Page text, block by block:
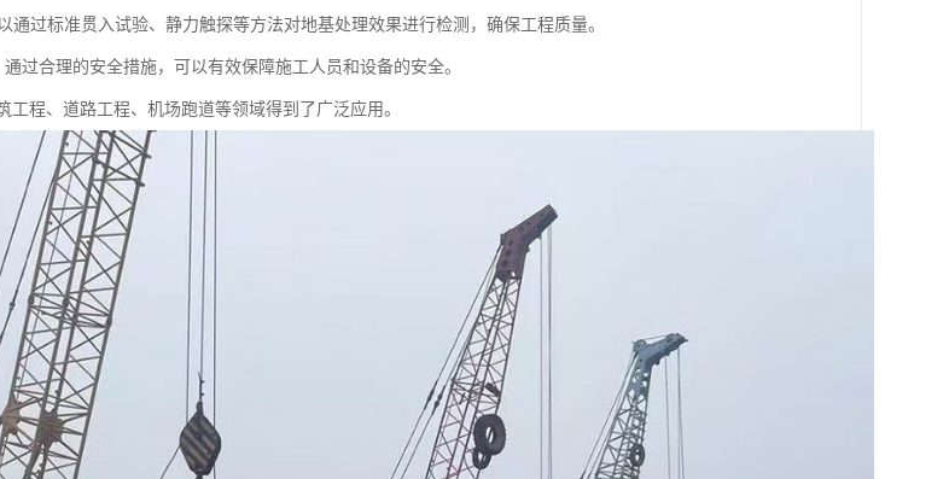
通过标准贯入试验、静力触探等方法对地基处理效果进行检测，确保工程质量。
过合理的安全措施，可以有效保障施工人员和设备的安全。
工程、道路工程、机场跑道等领域得到了广泛应用。